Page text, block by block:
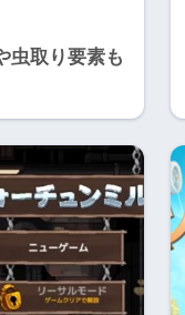
虫取り要素も